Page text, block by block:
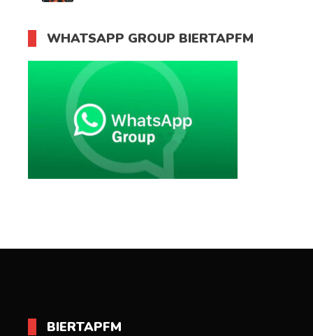
WHATSAPP GROUP BIERTAPFM
BIERTAPFM